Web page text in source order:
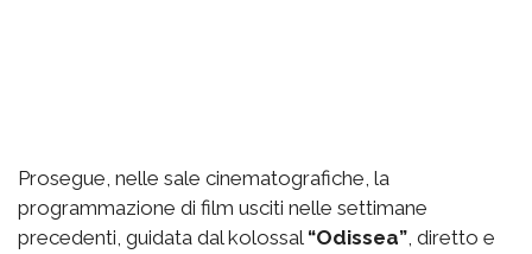
Prosegue, nelle sale cinematografiche, la
programmazione di film usciti nelle settimane
precedenti, guidata dal kolossal “Odissea”, diretto e